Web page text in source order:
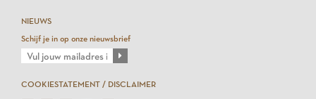
NIEUWS
Schijf je in op onze nieuwsbrief
COOKIESTATEMENT / DISCLAIMER